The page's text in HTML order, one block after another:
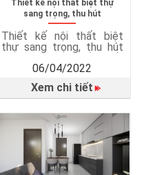
Thiết kế nội thất biệt thự
sang trọng, thu hút
Thiết kế nội thất biệt
thự sang trọng, thu hút
một căn biệt thự đẹp thì
không thể bỏ qua yếu tố
chính và vô cùng quan
trọng, chính là việc thiết
kế nội thất biệt thự.
Thiết kế nội thất sẽ giúp
cho căn biệt thự của bạn
trở […]
Tin tức từ thương hiệu
Zsofa nổi tiếng
06/04/2022
Xem chi tiết